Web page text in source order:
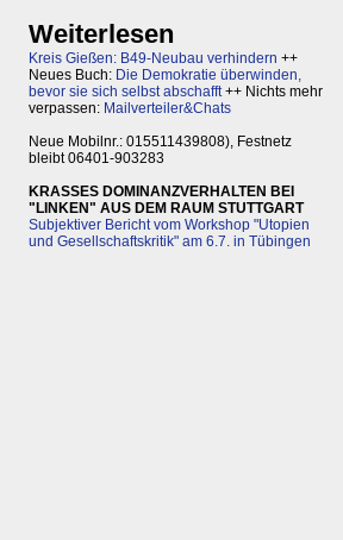
Weiterlesen
Kreis Gießen: B49-Neubau verhindern ++
Neues Buch: Die Demokratie überwinden,
bevor sie sich selbst abschafft++ Nichts mehr
verpassen: Mailverteiler&Chats
Neue Mobilnr.: 015511439808), Festnetz
bleibt 06401-903283
KRASSES DOMINANZVERHALTEN BEI
"LINKEN" AUS DEM RAUM STUTTGART
Subjektiver Bericht vom Workshop "Utopien
und Gesellschaftskritik" am 6.7. in Tübingen